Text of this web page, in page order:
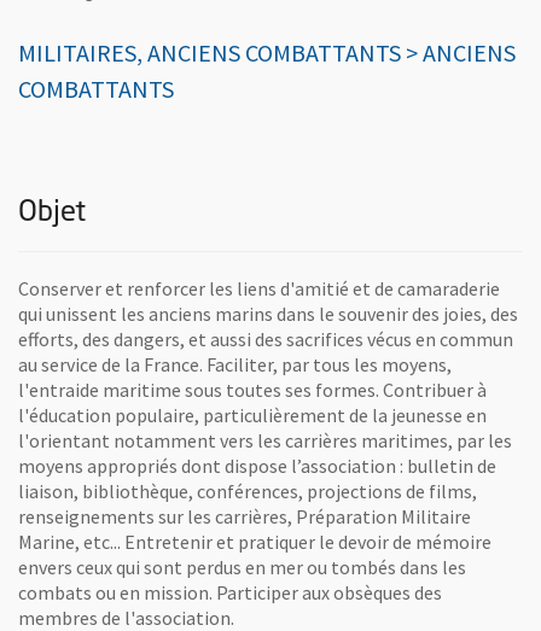
MILITAIRES, ANCIENS COMBATTANTS > ANCIENS
COMBATTANTS
Objet
Conserver et renforcer les liens d'amitié et de camaraderie
qui unissent les anciens marins dans le souvenir des joies, des
efforts, des dangers, et aussi des sacrifices vécus en commun
au service de la France. Faciliter, par tous les moyens,
l'entraide maritime sous toutes ses formes. Contribuer à
l'éducation populaire, particulièrement de la jeunesse en
l'orientant notamment vers les carrières maritimes, par les
moyens appropriés dont dispose l’association : bulletin de
liaison, bibliothèque, conférences, projections de films,
renseignements sur les carrières, Préparation Militaire
Marine, etc... Entretenir et pratiquer le devoir de mémoire
envers ceux qui sont perdus en mer ou tombés dans les
combats ou en mission. Participer aux obsèques des
membres de l'association.